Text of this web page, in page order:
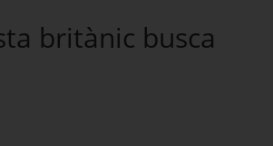
britànic busca